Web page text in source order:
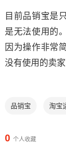
目前品销宝是
是无法使用的
因为操作非常
没有使用的卖
品销宝 淘宝
0 个人收藏